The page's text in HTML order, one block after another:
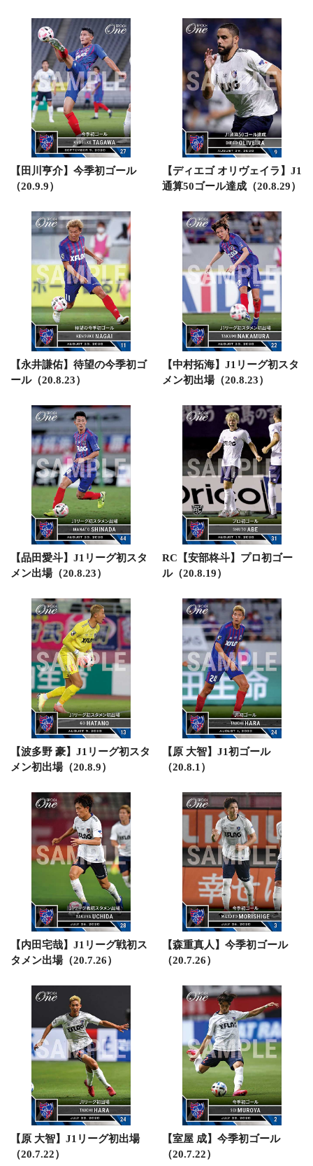
【田川亨介】今季初ゴール
（20.9.9）
【ディエゴ オリヴェイラ】J1
通算50ゴール達成（20.8.29）
【永井謙佑】待望の今季初ゴ
ール（20.8.23）
【中村拓海】J1リーグ初スタ
メン初出場（20.8.23）
【品田愛斗】J1リーグ初スタ
メン出場（20.8.23）
RC【安部柊斗】プロ初ゴー
ル（20.8.19）
【波多野 豪】J1リーグ初スタ
メン初出場（20.8.9）
【原 大智】J1初ゴール
（20.8.1）
【内田宅哉】J1リーグ戦初ス
タメン出場（20.7.26）
【森重真人】今季初ゴール
（20.7.26）
【原 大智】J1リーグ初出場
（20.7.22）
【室屋 成】今季初ゴール
（20.7.22）